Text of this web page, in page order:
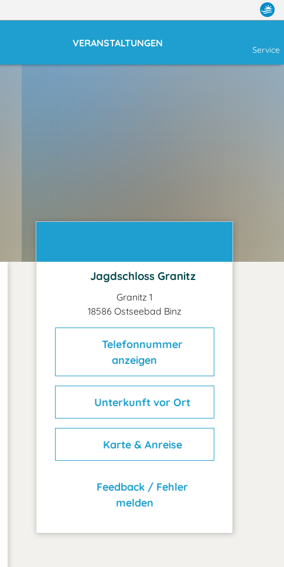
VERANSTALTUNGEN
Service
Jagdschloss Granitz
Granitz 1
18586 Ostseebad Binz
Telefonnummer
anzeigen
Unterkunft vor Ort
Karte & Anreise
Feedback / Fehler
melden